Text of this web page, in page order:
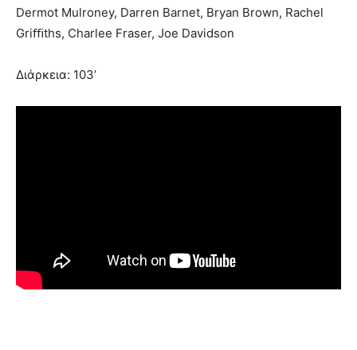
Dermot Mulroney, Darren Barnet, Bryan Brown, Rachel
Griﬃths, Charlee Fraser, Joe Davidson
Διάρκεια: 103’